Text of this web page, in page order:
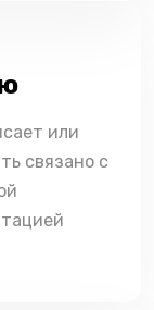
или
связано с